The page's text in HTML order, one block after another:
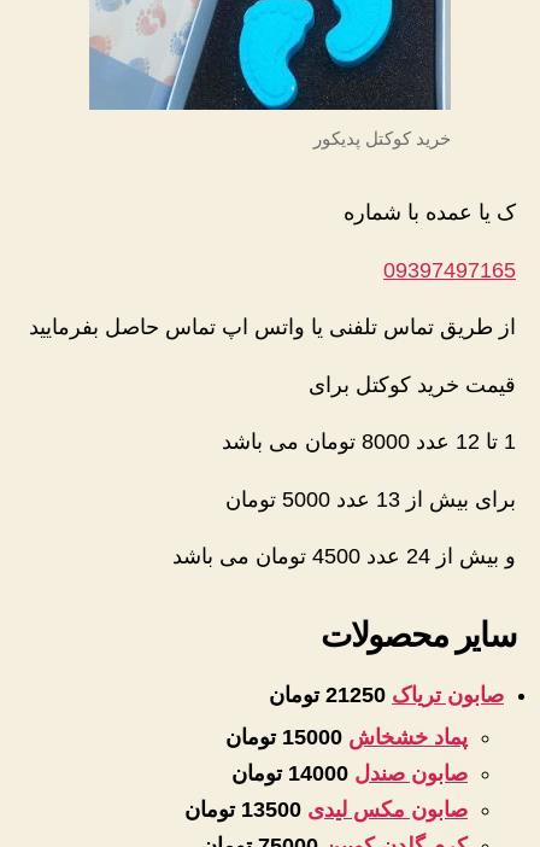
خرید کوکتل پدیکور
ک یا عمده با شماره
09397497165
از طریق تماس تلفنی یا واتس اپ تماس حاصل بفرمایید
قیمت خرید کوکتل برای
1 تا 12 عدد 8000 تومان می باشد
برای بیش از 13 عدد 5000 تومان
و بیش از 24 عدد 4500 تومان می باشد
سایر محصولات
صابون تریاک
پماد خشخاش
صابون صندل
صابون مکس لیدی